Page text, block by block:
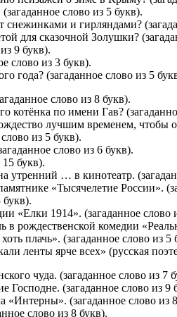
слово из 5 букв).
и гирляндами?
для сказочной Золушки?
9 букв).
слово из 3 букв).
года? (загаданное слово из 5
слово из 8 букв).
котёнка по имени Гав?
лучшим временем, чтобы
из 5 букв).
слово из 6 букв).
15 букв).
утренний … в кинотеатр.
«Тысячелетие России».
«Елки 1914». (загаданное слово
рождественской комедии
плачь». (загаданное слово из 5
ленты ярче всех» (русская
чуда. (загаданное слово из 7
(загаданное слово из 9
«Интерны». (загаданное слово из
слово из 8 букв).